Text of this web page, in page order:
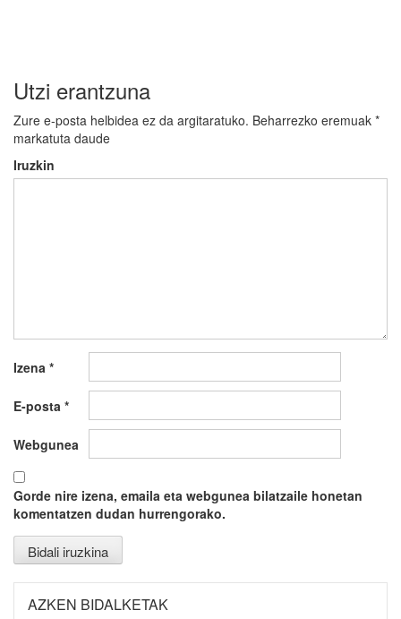
Utzi erantzuna
Zure e-posta helbidea ez da argitaratuko. Beharrezko eremuak *
markatuta daude
Iruzkin
Izena *
E-posta *
Webgunea
Gorde nire izena, emaila eta webgunea bilatzaile honetan
komentatzen dudan hurrengorako.
AZKEN BIDALKETAK